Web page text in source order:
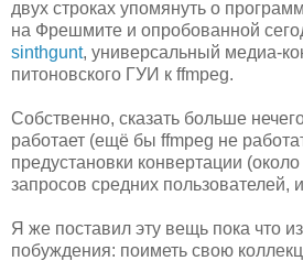
двух строках упомянуть о
на Фрешмите и опробованной
sinthgunt, универсальный медиа-
питоновского ГУИ к ffmpeg.
Собственно, сказать больше
работает (ещё бы ffmpeg не
предустановки конвертации
запросов средних пользователей,
Я же поставил эту вещь пока что
побуждения: поиметь свою